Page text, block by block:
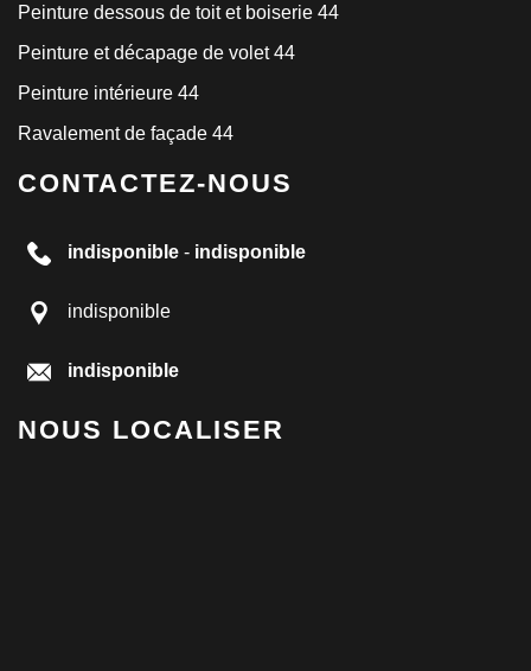
Peinture dessous de toit et boiserie 44
Peinture et décapage de volet 44
Peinture intérieure 44
Ravalement de façade 44
CONTACTEZ-NOUS
indisponible - indisponible
indisponible
indisponible
NOUS LOCALISER